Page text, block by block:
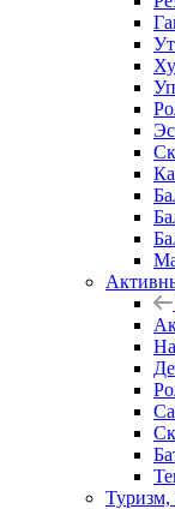
Туризм,